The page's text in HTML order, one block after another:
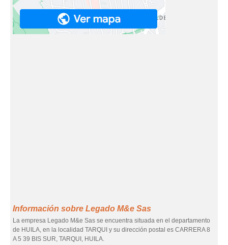
Información sobre Legado M&e Sas
La empresa Legado M&e Sas se encuentra situada en el departamento
de HUILA, en la localidad TARQUI y su dirección postal es CARRERA 8
A 5 39 BIS SUR, TARQUI, HUILA.